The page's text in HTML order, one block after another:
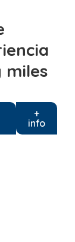
miles
+
info